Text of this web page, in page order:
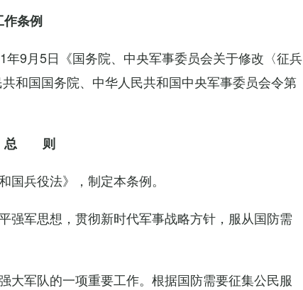
作条例
9月5日《国务院、中央军事委员会关于修改〈征兵
和国国务院、中华人民共和国中央军事委员会令第
总 则
兵役法》，制定本条例。
强军思想，贯彻新时代军事战略方针，服从国防需
军队的一项重要工作。根据国防需要征集公民服